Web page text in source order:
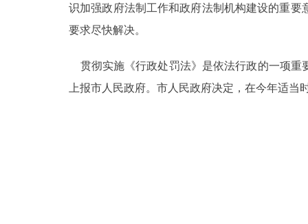
识加强政府法制工作和政府法制机构建设的重
要求尽快解决。
贯彻实施《行政处罚法》是依法行政的一项重
上报市人民政府。市人民政府决定，在今年适